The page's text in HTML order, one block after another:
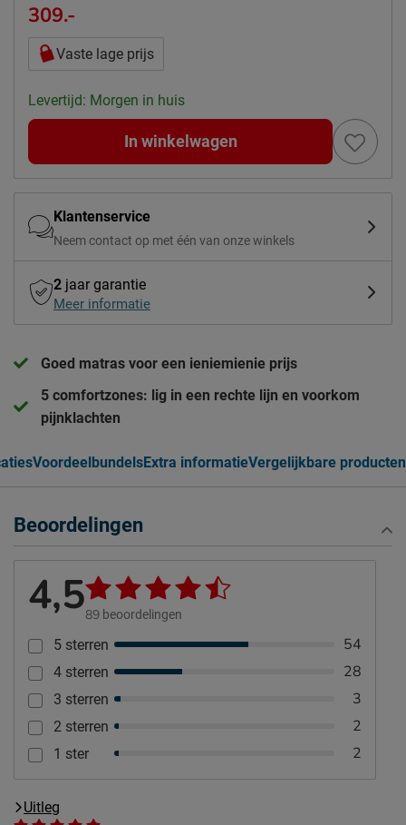
309.-
Vaste lage prijs
Levertijd: Morgen in huis
In winkelwagen
Klantenservice
Neem contact op met één van onze winkels
2 jaar garantie
Meer informatie
Goed matras voor een ieniemienie prijs
5 comfortzones: lig in een rechte lijn en voorkom
pijnklachten
VoordeelbundelsExtra informatieVergelijkbare producten
Beoordelingen
4,589 beoordelingen
5 sterren 54
4 sterren 28
3 sterren 3
2 sterren 2
1 ster 2
Uitleg